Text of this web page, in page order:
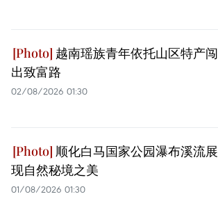
越南瑶族青年依托山区特产闯
出致富路
02/08/2026 01:30
顺化白马国家公园瀑布溪流展
现自然秘境之美
01/08/2026 01:30